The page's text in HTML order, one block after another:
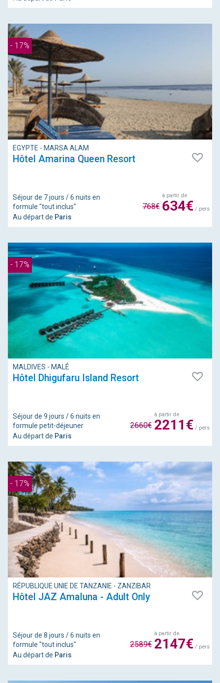
- 17%
EGYPTE - MARSA ALAM
Hôtel Amarina Queen Resort
Séjour de 7 jours / 6 nuits en
formule "tout inclus"
Au départ de Paris
à partir de
634€/ pers
768€
- 17%
MALDIVES - MALÉ
Hôtel Dhigufaru Island Resort
Séjour de 9 jours / 6 nuits en
formule petit-déjeuner
Au départ de Paris
à partir de
2211€/ pers
2660€
- 17%
RÉPUBLIQUE UNIE DE TANZANIE - ZANZIBAR
Hôtel JAZ Amaluna - Adult Only
Séjour de 8 jours / 6 nuits en
formule "tout inclus"
Au départ de Paris
à partir de
2147€/ pers
2589€